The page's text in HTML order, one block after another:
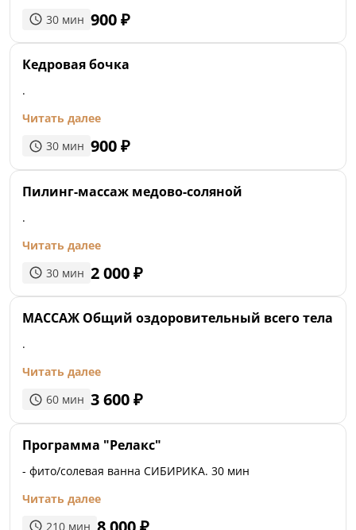
30 мин 900₽
Кедровая бочка
.
Читать далее
30 мин 900₽
Пилинг-массаж медово-соляной
.
Читать далее
30 мин 2 000₽
МАССАЖ Общий оздоровительный всего тела
.
Читать далее
60 мин 3 600₽
Программа "Релакс"
- фито/солевая ванна СИБИРИКА. 30 мин
Читать далее
210 мин